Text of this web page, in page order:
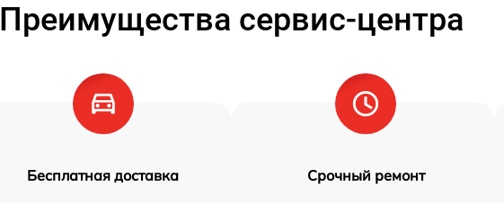
Преимущества сервис-центра
Бесплатная доставка Срочный ремонт